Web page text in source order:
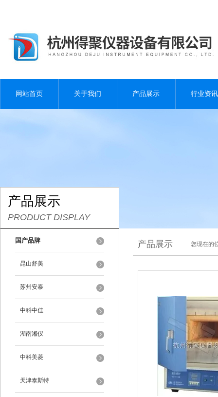
网站首页 关于我们 产品展示 行业资讯
产品展示
PRODUCT DISPLAY
国产品牌
昆山舒美
苏州安泰
中科中佳
湖南湘仪
中科美菱
天津泰斯特
产品展示 您现在的